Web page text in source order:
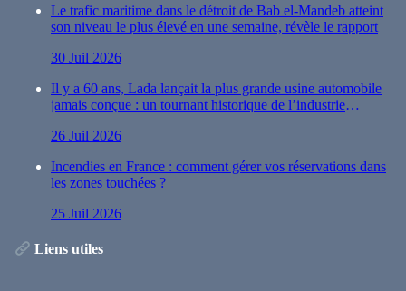
Le trafic maritime dans le détroit de Bab el-Mandeb atteint
son niveau le plus élevé en une semaine, révèle le rapport
30 Juil 2026
Il y a 60 ans, Lada lançait la plus grande usine automobile
jamais conçue : un tournant historique de l’industrie
26 Juil 2026
Incendies en France : comment gérer vos réservations dans
les zones touchées ?
25 Juil 2026
Liens utiles